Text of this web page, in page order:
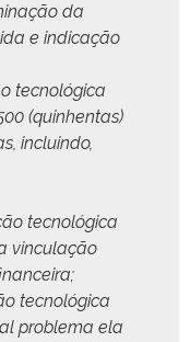
da
e indi­cação
tec­nológ­i­ca
(quin­hen­tas)
incluin­do,
tec­nológ­i­ca
vin­cu­lação
tec­nológ­i­ca
prob­le­ma ela